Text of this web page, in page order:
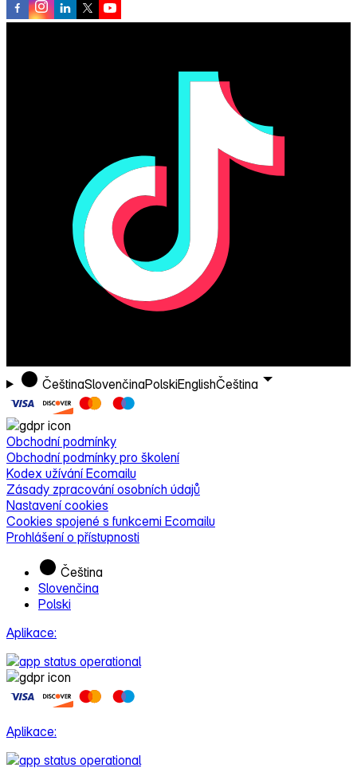
ČeštinaSlovenčinaPolskiEnglishČeština
Obchodní podmínky
Obchodní podmínky pro školení
Kodex užívání Ecomailu
Zásady zpracování osobních údajů
Nastavení cookies
Cookies spojené s funkcemi Ecomailu
Prohlášení o přístupnosti
Čeština
Slovenčina
Polski
Aplikace:
Aplikace: